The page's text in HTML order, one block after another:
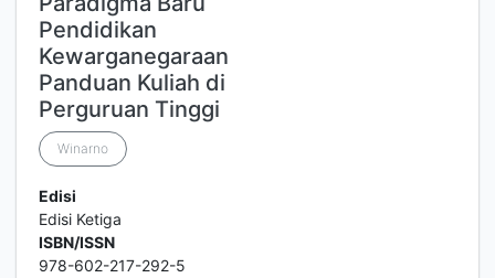
Pendidikan
Kewarganegaraan
Panduan Kuliah di
Perguruan Tinggi
Winarno
Edisi
Edisi Ketiga
ISBN/ISSN
978-602-217-292-5